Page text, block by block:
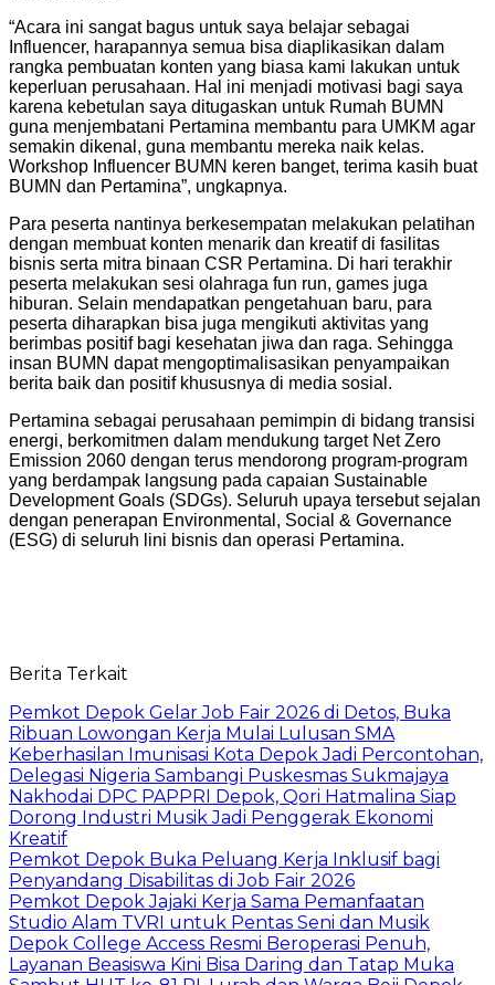
“Acara ini sangat bagus untuk saya belajar sebagai
Influencer, harapannya semua bisa diaplikasikan dalam
rangka pembuatan konten yang biasa kami lakukan untuk
keperluan perusahaan. Hal ini menjadi motivasi bagi saya
karena kebetulan saya ditugaskan untuk Rumah BUMN
guna menjembatani Pertamina membantu para UMKM agar
semakin dikenal, guna membantu mereka naik kelas.
Workshop Influencer BUMN keren banget, terima kasih buat
BUMN dan Pertamina”, ungkapnya.
Para peserta nantinya berkesempatan melakukan pelatihan
dengan membuat konten menarik dan kreatif di fasilitas
bisnis serta mitra binaan CSR Pertamina. Di hari terakhir
peserta melakukan sesi olahraga fun run, games juga
hiburan. Selain mendapatkan pengetahuan baru, para
peserta diharapkan bisa juga mengikuti aktivitas yang
berimbas positif bagi kesehatan jiwa dan raga. Sehingga
insan BUMN dapat mengoptimalisasikan penyampaikan
berita baik dan positif khususnya di media sosial.
Pertamina sebagai perusahaan pemimpin di bidang transisi
energi, berkomitmen dalam mendukung target Net Zero
Emission 2060 dengan terus mendorong program-program
yang berdampak langsung pada capaian Sustainable
Development Goals (SDGs). Seluruh upaya tersebut sejalan
dengan penerapan Environmental, Social & Governance
(ESG) di seluruh lini bisnis dan operasi Pertamina.
Berita Terkait
Pemkot Depok Gelar Job Fair 2026 di Detos, Buka
Ribuan Lowongan Kerja Mulai Lulusan SMA
Keberhasilan Imunisasi Kota Depok Jadi Percontohan,
Delegasi Nigeria Sambangi Puskesmas Sukmajaya
Nakhodai DPC PAPPRI Depok, Qori Hatmalina Siap
Dorong Industri Musik Jadi Penggerak Ekonomi
Kreatif
Pemkot Depok Buka Peluang Kerja Inklusif bagi
Penyandang Disabilitas di Job Fair 2026
Pemkot Depok Jajaki Kerja Sama Pemanfaatan
Studio Alam TVRI untuk Pentas Seni dan Musik
Depok College Access Resmi Beroperasi Penuh,
Layanan Beasiswa Kini Bisa Daring dan Tatap Muka